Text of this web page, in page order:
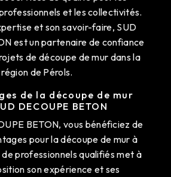
et les collectivités.
et son savoir-faire, SUD
est un partenaire de confiance
de découpe de mur dans la
région de Pérols.
de la découpe de mur
DECOUPE BETON
BETON, vous bénéficiez de
pour la découpe de mur à
professionnels qualifiés met à
son expérience et ses